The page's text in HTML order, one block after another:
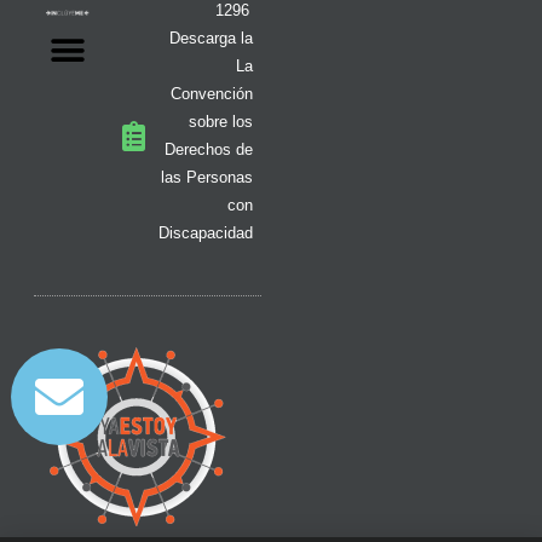
1296
Descarga la
La
Convención
sobre los
Derechos de
las Personas
con
Discapacidad